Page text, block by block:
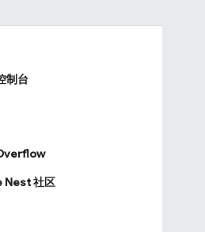
制台
Nest 社区